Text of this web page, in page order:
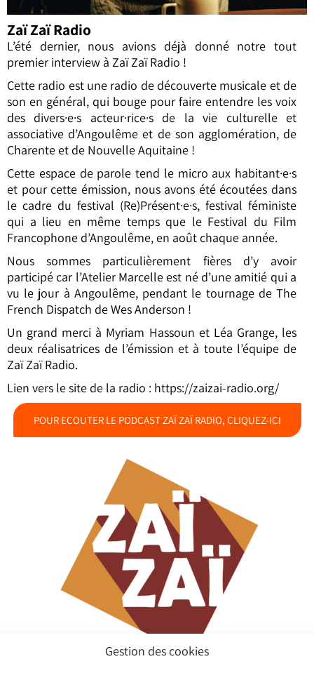
Gestion des cookies
Zaï Zaï Radio
L’été dernier, nous avions déjà donné notre tout
premier interview à Zaï Zaï Radio !
Cette radio est une radio de découverte musicale et de
son en général, qui bouge pour faire entendre les voix
des divers·e·s acteur·rice·s de la vie culturelle et
associative d’Angoulême et de son agglomération, de
Charente et de Nouvelle Aquitaine !
Cette espace de parole tend le micro aux habitant·e·s
et pour cette émission, nous avons été écoutées dans
le cadre du festival (Re)Présent·e·s, festival féministe
qui a lieu en même temps que le Festival du Film
Francophone d’Angoulême, en août chaque année.
Nous sommes particulièrement fières d’y avoir
participé car l’Atelier Marcelle est né d’une amitié qui a
vu le jour à Angoulême, pendant le tournage de The
French Dispatch de Wes Anderson !
Un grand merci à Myriam Hassoun et Léa Grange, les
deux réalisatrices de l’émission et à toute l’équipe de
Zaï Zaï Radio.
Lien vers le site de la radio : https://zaizai-radio.org/
POUR ECOUTER LE PODCAST ZAÏ ZAÏ RADIO, CLIQUEZ-ICI